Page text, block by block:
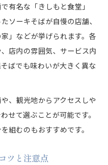
有名な「きしもと食堂」
ソーキそばが自慢の店舗、
」などが挙げられます。各
店内の雰囲気、サービス内
ばでも味わいが大きく異な
、観光地からアクセスしや
せて選ぶことが可能です。
組むのもおすすめです。
ツと注意点